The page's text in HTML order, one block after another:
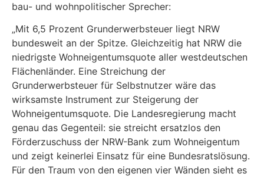
bau- und wohnpolitischer Sprecher:
„Mit 6,5 Prozent Grunderwerbsteuer liegt NRW
bundesweit an der Spitze. Gleichzeitig hat NRW die
niedrigste Wohneigentumsquote aller westdeutschen
Flächenländer. Eine Streichung der
Grunderwerbsteuer für Selbstnutzer wäre das
wirksamste Instrument zur Steigerung der
Wohneigentumsquote. Die Landesregierung macht
genau das Gegenteil: sie streicht ersatzlos den
Förderzuschuss der NRW-Bank zum Wohneigentum
und zeigt keinerlei Einsatz für eine Bundesratslösung.
Für den Traum von den eigenen vier Wänden sieht es